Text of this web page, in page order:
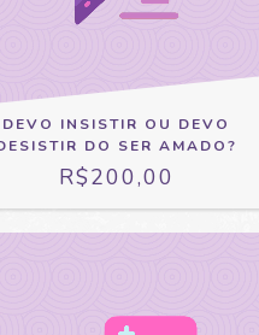
DEVO INSISTIR OU DEVO
DO SER AMADO?
R$200,00